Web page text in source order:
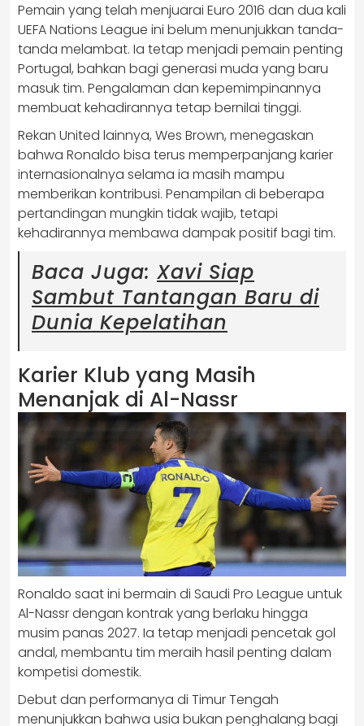
Pemain yang telah menjuarai Euro 2016 dan dua kali
UEFA Nations League ini belum menunjukkan tanda-
tanda melambat. Ia tetap menjadi pemain penting
Portugal, bahkan bagi generasi muda yang baru
masuk tim. Pengalaman dan kepemimpinannya
membuat kehadirannya tetap bernilai tinggi.
Rekan United lainnya, Wes Brown, menegaskan
bahwa Ronaldo bisa terus memperpanjang karier
internasionalnya selama ia masih mampu
memberikan kontribusi. Penampilan di beberapa
pertandingan mungkin tidak wajib, tetapi
kehadirannya membawa dampak positif bagi tim.
Baca Juga: Xavi Siap
Sambut Tantangan Baru di
Dunia Kepelatihan
Karier Klub yang Masih
Menanjak di Al-Nassr
Ronaldo saat ini bermain di Saudi Pro League untuk
Al-Nassr dengan kontrak yang berlaku hingga
musim panas 2027. Ia tetap menjadi pencetak gol
andal, membantu tim meraih hasil penting dalam
kompetisi domestik.
Debut dan performanya di Timur Tengah
menunjukkan bahwa usia bukan penghalang bagi